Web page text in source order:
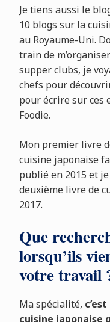
Je tiens aussi le
10 blogs sur la
au Royaume-Uni.
train de
supper clubs, je
chefs pour
pour écrire sur ces
Foodie.
Mon premier livre
cuisine japonaise
publié en 2015 et
deuxième livre de
2017.
Que
lorsqu’ils
votre travail
Ma spécialité,
cuisine japonaise